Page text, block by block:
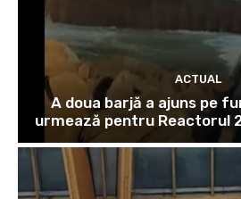
ACTUAL
A doua barjă a ajuns pe
urmează pentru Reactorul